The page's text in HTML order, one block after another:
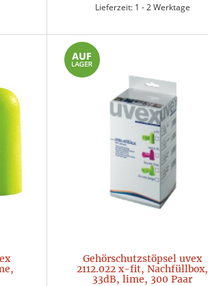
Lieferzeit: 1 - 2 Werktage
Gehörschutzstöpsel uvex
2112.022 x-fit, Nachfüllbox,
33dB, lime, 300 Paar